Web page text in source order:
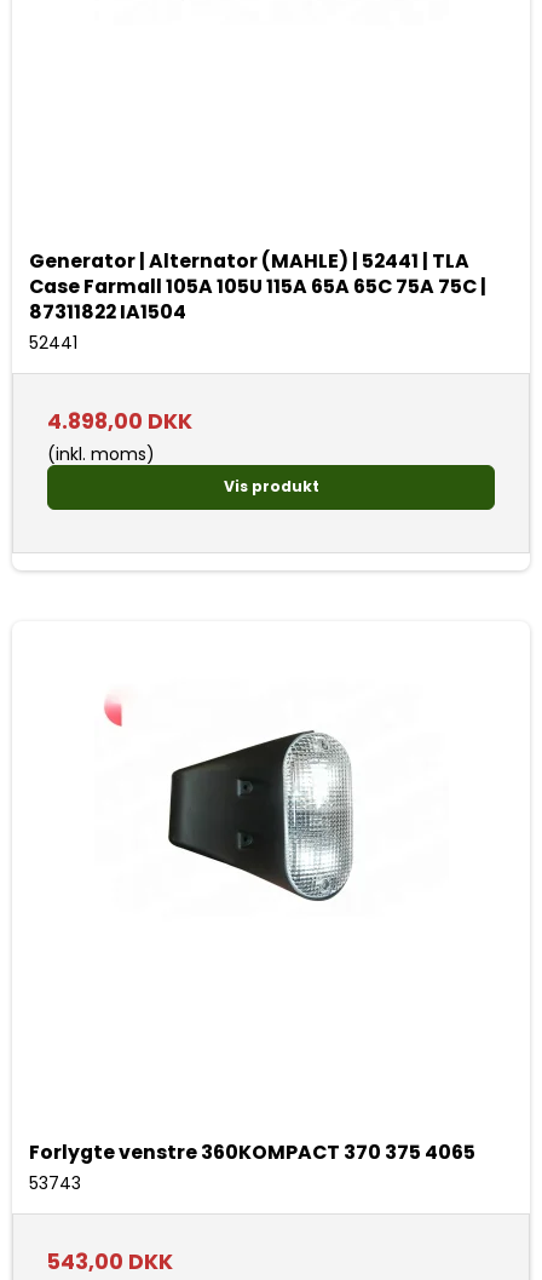
Generator | Alternator (MAHLE) | 52441 | TLA
Case Farmall 105A 105U 115A 65A 65C 75A 75C |
87311822 IA1504
52441
4.898,00 DKK
(inkl. moms)
Vis produkt
Forlygte venstre 360KOMPACT 370 375 4065
53743
543,00 DKK